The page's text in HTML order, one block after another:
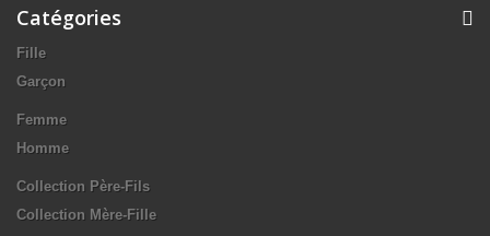
Catégories
Fille
Garçon
Femme
Homme
Collection Père-Fils
Collection Mère-Fille